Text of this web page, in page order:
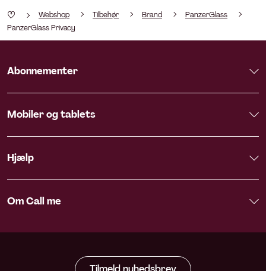
Webshop Tilbehør Brand
PanzerGlass
PanzerGlass Privacy
Abonnementer
Mobiler og tablets
Hjælp
Om Call me